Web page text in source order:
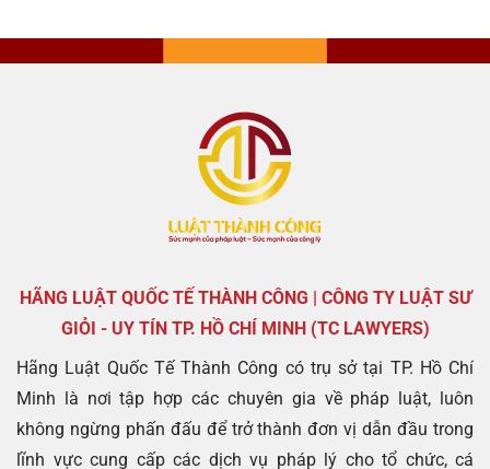
HÃNG LUẬT QUỐC TẾ THÀNH CÔNG | CÔNG TY LUẬT SƯ
GIỎI - UY TÍN TP. HỒ CHÍ MINH (TC LAWYERS)
Hãng Luật Quốc Tế Thành Công có trụ sở tại TP. Hồ Chí
Minh là nơi tập hợp các chuyên gia về pháp luật, luôn
không ngừng phấn đấu để trở thành đơn vị dẫn đầu trong
lĩnh vực cung cấp các dịch vụ pháp lý cho tổ chức, cá